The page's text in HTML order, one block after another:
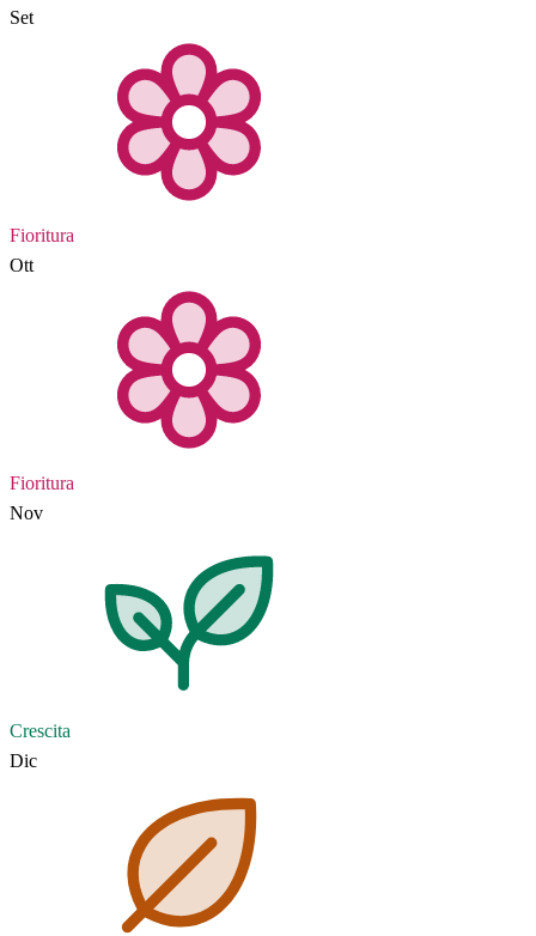
Set
Fioritura
Ott
Fioritura
Nov
Crescita
Dic